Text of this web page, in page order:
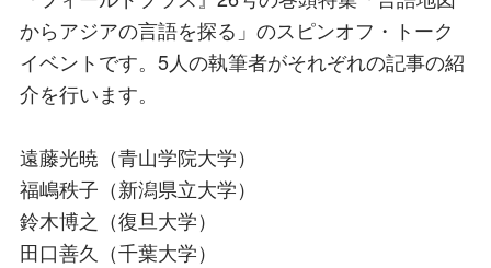
からアジアの言語を探る」のスピンオフ・トーク
イベントです。5人の執筆者がそれぞれの記事の紹
介を行います。
遠藤光暁（青山学院大学）
福嶋秩子（新潟県立大学）
鈴木博之（復旦大学）
田口善久（千葉大学）